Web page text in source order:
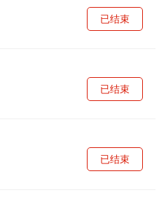
已结束
已结束
已结束